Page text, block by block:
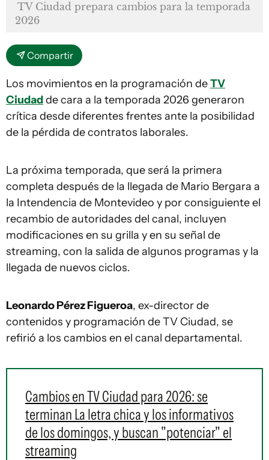
TV Ciudad prepara cambios para la temporada
2026
Compartir
Los movimientos en la programación deTV
Ciudadde cara a la temporada 2026 generaron
crítica desde diferentes frentes ante la posibilidad
de la pérdida de contratos laborales.
La próxima temporada, que será la primera
completa después de la llegada de Mario Bergara a
la Intendencia de Montevideo y por consiguiente el
recambio de autoridades del canal, incluyen
modificaciones en su grilla y en su señal de
streaming, con la salida de algunos programas y la
llegada de nuevos ciclos.
Leonardo Pérez Figueroa, ex-director de
contenidos y programación de TV Ciudad, se
refirió a los cambios en el canal departamental.
Cambios en TV Ciudad para 2026: se
terminan La letra chica y los informativos
de los domingos, y buscan "potenciar" el
streaming